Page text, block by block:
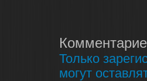
Только
могут